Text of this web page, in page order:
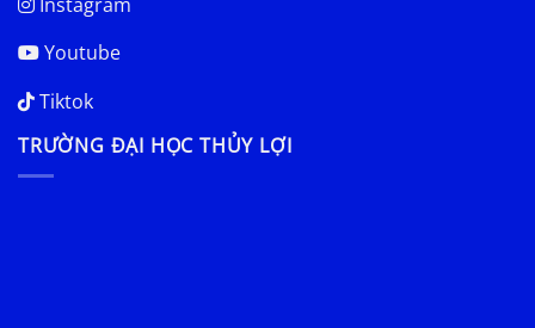
Youtube
Tiktok
TRƯỜNG ĐẠI HỌC THỦY LỢI